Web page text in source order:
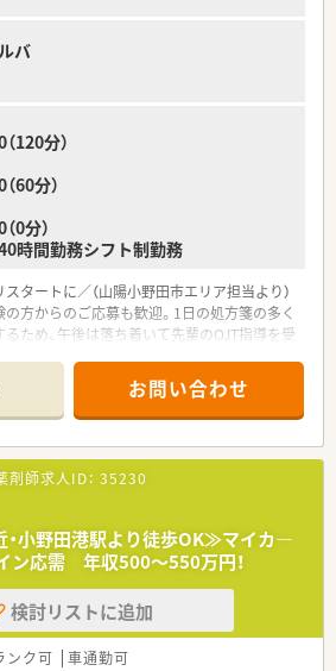
バ
120分）
60分）
0分）
時間勤務シフト制勤務
タートに／（山陽小野田市エリア担当より）
方からのご応募も歓迎。1日の処方箋の多く
ため、午後は落ち着いて先輩のOJT指導を受
＊
況について】
7分ほどの場所に位置しており、無料駐車場
イカー通勤が非常に快適です。
院より内科や消化器科の処方箋をメインに、
安定して応需しています。
から8割が午前中に集中するため、午後は比
業務に取り組める環境です。
人物像について】
う欠員補充、および将来の世代交代を見据え
ための大変貴重な急募案件です。
機械化が進んでいるため、新しいシステムに
い世代の方を求めています。
お問い合わせ
剤師求人ID： 35230
・小野田港駅より徒歩OK≫マイカ―
応需 年収500～550万円！
検討リストに追加
ンク可 車通勤可